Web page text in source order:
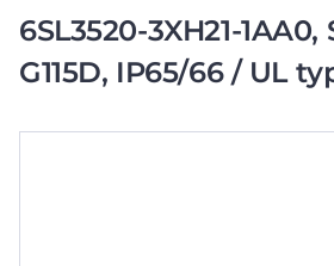
6SL3520-3XH21-1AA0,
G115D, IP65/66 / UL